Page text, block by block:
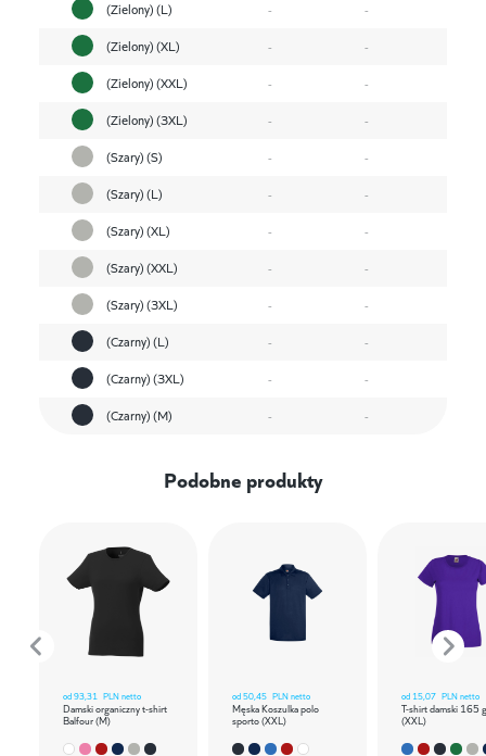
(Zielony) (L) -
-
(Zielony) (XL)
-
-
(Zielony) (XXL)
-
-
(Zielony) (3XL)
-
-
(Szary) (S)
-
-
(Szary) (L)
-
-
(Szary) (XL)
-
-
(Szary) (XXL)
-
-
(Szary) (3XL)
-
-
(Czarny) (L)
-
-
(Czarny) (3XL)
-
-
(Czarny) (M)
- -
Podobne produkty
od93,31 PLN netto
Damski organiczny t-shirt
Balfour (M)
od50,45 PLN netto
Męska Koszulka polo
sporto (XXL)
od 15,07 PLN netto
T-shirt damski 165
(XXL)